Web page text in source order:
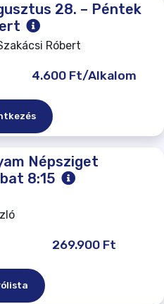
28. – Péntek
Róbert
4.600 Ft/Alkalom
Népsziget
8:15
269.900 Ft